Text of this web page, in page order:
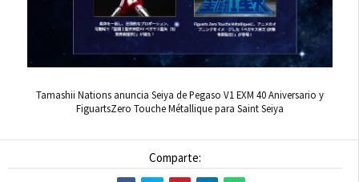
Tamashii Nations anuncia Seiya de Pegaso V1 EXM 40 Aniversario y
FiguartsZero Touche Métallique para Saint Seiya
Comparte: